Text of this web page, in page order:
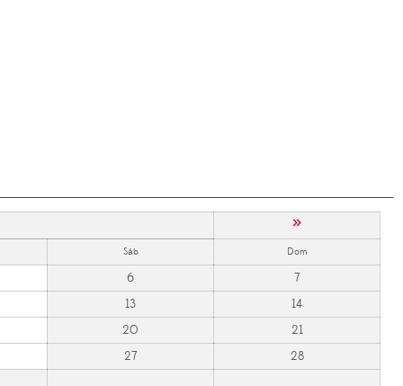
»
Sáb Dom
6
7
13
14
20
21
27
28